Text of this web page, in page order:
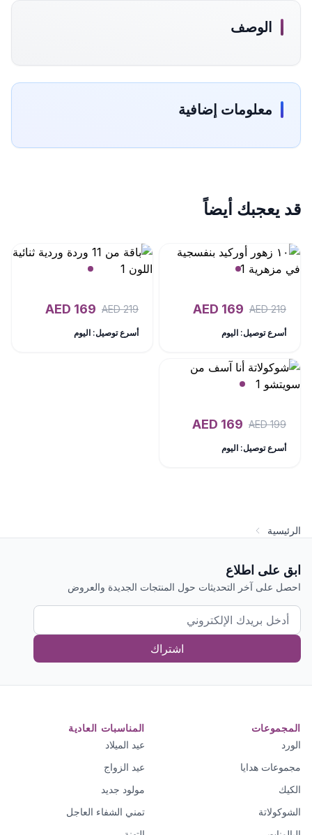
الوصف
معلومات إضافية
قد يعجبك أيضاً
219
AED
169
أسرع توصيل: اليوم
219
AED
169
أسرع توصيل: اليوم
199
AED
169
أسرع توصيل: اليوم
الرئيسية
ابق على اطلاع
احصل على آخر التحديثات حول المنتجات الجديدة والعروض
اشتراك
المجموعات
الورد
مجموعات هدايا
الكيك
الشوكولاتة
المناسبات العادية
عيد الميلاد
عيد الزواج
مولود جديد
تمني الشفاء العاجل